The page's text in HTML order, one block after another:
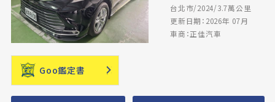
台北市/2024/3.7萬公里
更新日期：2026年 07月
車商：正佳汽車
Goo鑑定書